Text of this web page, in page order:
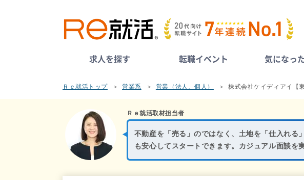
求人を探す 転職イベント 気になっ
Ｒｅ就活トップ 営業系 営業（法人、個人） 株式会社ケイディアイ【
不動産を「売る」のではなく、土地を「仕入れる
も安心してスタートできます。カジュアル面談
Ｒｅ就活取材担当者